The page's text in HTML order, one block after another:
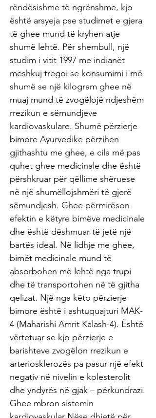
rëndësishme të ngrënshme, kjo
është arsyeja pse studimet e gjera
të ghee mund të kryhen atje
shumë lehtë. Për shembull, një
studim i vitit 1997 me indianët
meshkuj tregoi se konsumimi i më
shumë se një kilogram ghee në
muaj mund të zvogëlojë ndjeshëm
rrezikun e sëmundjeve
kardiovaskulare. Shumë përzierje
bimore Ayurvedike përzihen
gjithashtu me ghee, e cila më pas
quhet ghee medicinale dhe është
përshkruar për qëllime shëruese
në një shumëllojshmëri të gjerë
sëmundjesh. Ghee përmirëson
efektin e këtyre bimëve medicinale
dhe është dëshmuar të jetë një
bartës ideal. Në lidhje me ghee,
bimët medicinale mund të
absorbohen më lehtë nga trupi
dhe të transportohen në të gjitha
qelizat. Një nga këto përzierje
bimore është i ashtuquajturi MAK-
4 (Maharishi Amrit Kalash-4). Është
vërtetuar se kjo përzierje e
barishteve zvogëlon rrezikun e
arteriosklerozës pa pasur një efekt
negativ në nivelin e kolesterolit
dhe yndyrës në gjak – përkundrazi.
Ghee mbron sistemin